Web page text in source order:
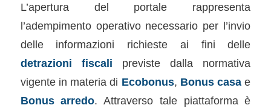
L’apertura del portale rappresenta
l’adempimento operativo necessario per l’invio
delle informazioni richieste ai fini delle
detrazioni fiscali previste dalla normativa
vigente in materia di Ecobonus, Bonus casa e
Bonus arredo. Attraverso tale piattaforma è